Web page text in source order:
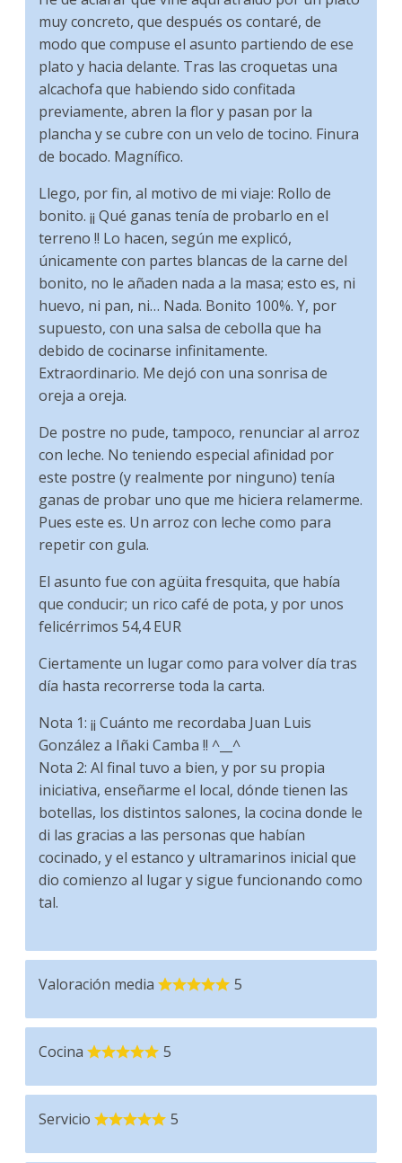
muy concreto, que después os contaré, de
modo que compuse el asunto partiendo de ese
plato y hacia delante. Tras las croquetas una
alcachofa que habiendo sido confitada
previamente, abren la flor y pasan por la
plancha y se cubre con un velo de tocino. Finura
de bocado. Magnífico.
Llego, por fin, al motivo de mi viaje: Rollo de
bonito. ¡¡ Qué ganas tenía de probarlo en el
terreno !! Lo hacen, según me explicó,
únicamente con partes blancas de la carne del
bonito, no le añaden nada a la masa; esto es, ni
huevo, ni pan, ni… Nada. Bonito 100%. Y, por
supuesto, con una salsa de cebolla que ha
debido de cocinarse infinitamente.
Extraordinario. Me dejó con una sonrisa de
oreja a oreja.
De postre no pude, tampoco, renunciar al arroz
con leche. No teniendo especial afinidad por
este postre (y realmente por ninguno) tenía
ganas de probar uno que me hiciera relamerme.
Pues este es. Un arroz con leche como para
repetir con gula.
El asunto fue con agüita fresquita, que había
que conducir; un rico café de pota, y por unos
felicérrimos 54,4 EUR
Ciertamente un lugar como para volver día tras
día hasta recorrerse toda la carta.
Nota 1: ¡¡ Cuánto me recordaba Juan Luis
González a Iñaki Camba !! ^__^
Nota 2: Al final tuvo a bien, y por su propia
iniciativa, enseñarme el local, dónde tienen las
botellas, los distintos salones, la cocina donde le
di las gracias a las personas que habían
cocinado, y el estanco y ultramarinos inicial que
dio comienzo al lugar y sigue funcionando como
tal.
Valoración media 5
Cocina 5
Servicio 5